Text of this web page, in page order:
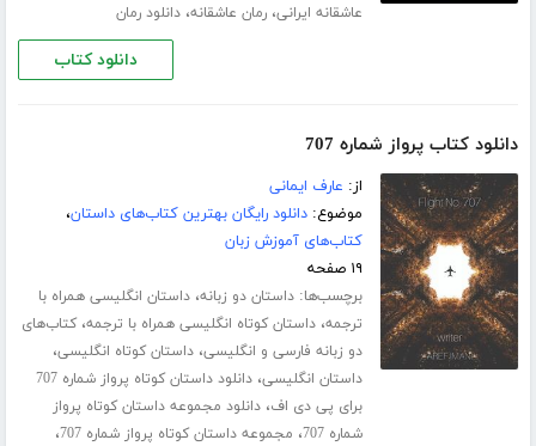
عاشقانه ایرانی،رمان عاشقانه،دانلود رمان
دانلود کتاب
دانلود کتاب پرواز شماره 707
از: عارف ایمانی
موضوع:دانلود رایگان بهترین کتاب‌های داستان،
کتاب‌های آموزش زبان
۱۹ صفحه
برچسب‌ها:داستان دو زبانه،داستان انگلیسی همراه با
ترجمه،داستان کوتاه انگلیسی همراه با ترجمه،کتاب‌های
دو زبانه فارسی و انگلیسی،داستان کوتاه انگلیسی،
داستان انگلیسی،
دانلود داستان کوتاه پرواز شماره 707
برای پی دی اف،دانلود مجموعه داستان کوتاه پرواز
شماره 707
، مجموعه داستان کوتاه پرواز شماره 707 ،